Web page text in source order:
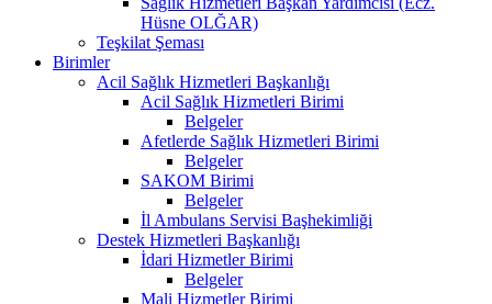
Hüsne OLĞAR)
Teşkilat Şeması
Birimler
Acil Sağlık Hizmetleri Başkanlığı
Acil Sağlık Hizmetleri Birimi
Belgeler
Afetlerde Sağlık Hizmetleri Birimi
Belgeler
SAKOM Birimi
Belgeler
İl Ambulans Servisi Başhekimliği
Destek Hizmetleri Başkanlığı
İdari Hizmetler Birimi
Belgeler
Mali Hizmetler Birimi